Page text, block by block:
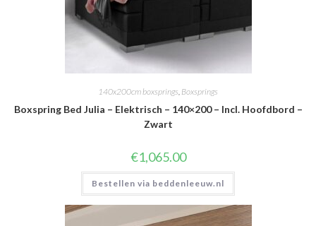
140x200cm boxsprings, Boxsprings
Boxspring Bed Julia – Elektrisch – 140×200 – Incl. Hoofdbord –
Zwart
€1,065.00
Bestellen via beddenleeuw.nl